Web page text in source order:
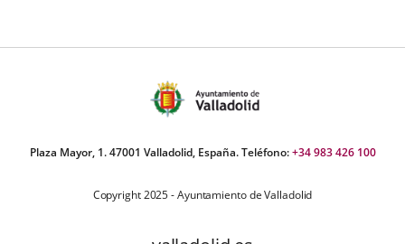
aplicación
Plaza Mayor, 1. 47001 Valladolid, España. Teléfono:+34 983 426 100
Copyright 2025 - Ayuntamiento de Valladolid